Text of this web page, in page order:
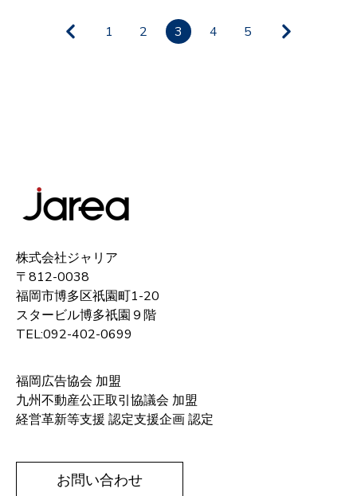
1 2 3 4 5
株式会社ジャリア
〒812-0038
福岡市博多区祇園町1-20
スタービル博多祇園９階
TEL:092-402-0699
福岡広告協会 加盟
九州不動産公正取引協議会 加盟
経営革新等支援 認定支援企画 認定
お問い合わせ